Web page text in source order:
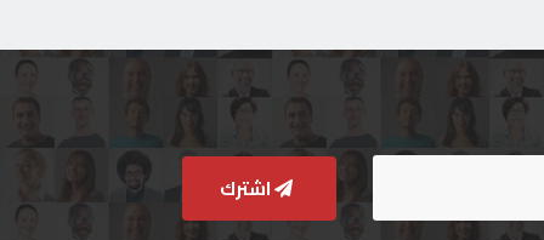
اشترك